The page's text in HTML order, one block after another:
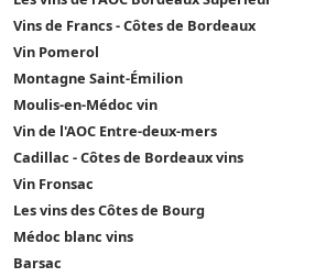
Vins de Francs - Côtes de Bordeaux
Vin Pomerol
Montagne Saint-Émilion
Moulis-en-Médoc vin
Vin de l'AOC Entre-deux-mers
Cadillac - Côtes de Bordeaux vins
Vin Fronsac
Les vins des Côtes de Bourg
Médoc blanc vins
Barsac